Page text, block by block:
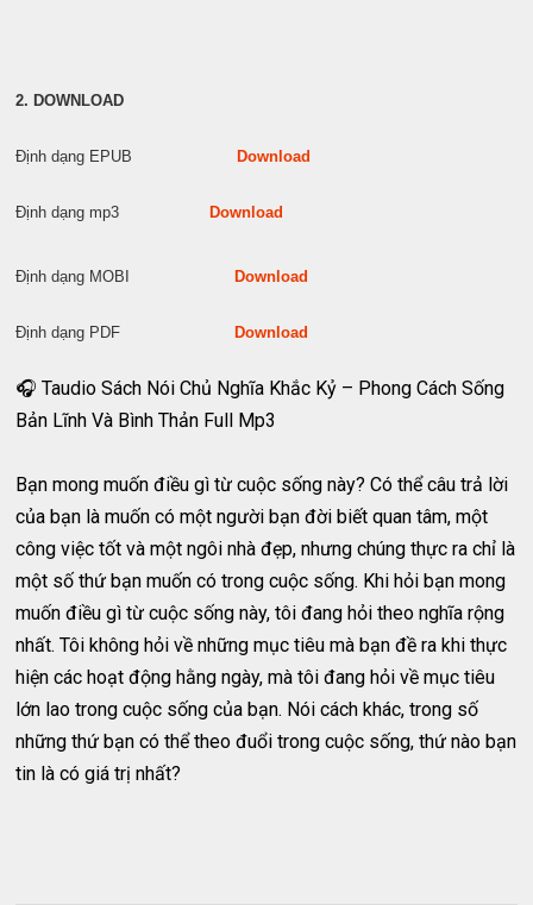
2. DOWNLOAD
Định dạng EPUBDownload
Định dạng mp3Download
Định dạng MOBIDownload
Định dạng PDFDownload
🎧 Taudio Sách Nói Chủ Nghĩa Khắc Kỷ – Phong Cách Sống
Bản Lĩnh Và Bình Thản Full Mp3
Bạn mong muốn điều gì từ cuộc sống này? Có thể câu trả lời
của bạn là muốn có một người bạn đời biết quan tâm, một
công việc tốt và một ngôi nhà đẹp, nhưng chúng thực ra chỉ là
một số thứ bạn muốn có trong cuộc sống. Khi hỏi bạn mong
muốn điều gì từ cuộc sống này, tôi đang hỏi theo nghĩa rộng
nhất. Tôi không hỏi về những mục tiêu mà bạn đề ra khi thực
hiện các hoạt động hằng ngày, mà tôi đang hỏi về mục tiêu
lớn lao trong cuộc sống của bạn. Nói cách khác, trong số
những thứ bạn có thể theo đuổi trong cuộc sống, thứ nào bạn
tin là có giá trị nhất?